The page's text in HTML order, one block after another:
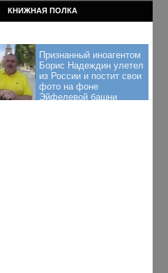
КНИЖНАЯ ПОЛКА
Признанный иноагентом
Борис Надеждин улетел
из России и постит свои
фото на фоне
Эйфелевой башни